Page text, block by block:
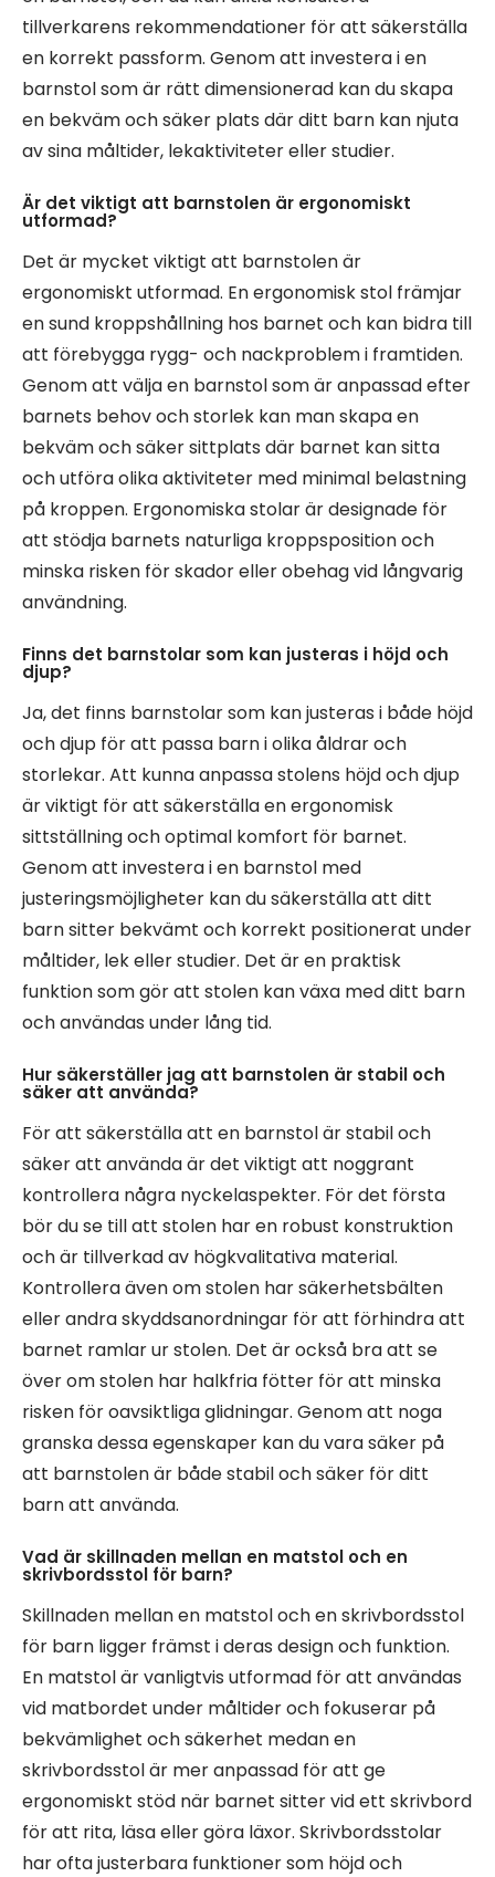
tillverkarens rekommendationer för att säkerställa
en korrekt passform. Genom att investera i en
barnstol som är rätt dimensionerad kan du skapa
en bekväm och säker plats där ditt barn kan njuta
av sina måltider, lekaktiviteter eller studier.
Är det viktigt att barnstolen är ergonomiskt
utformad?
Det är mycket viktigt att barnstolen är
ergonomiskt utformad. En ergonomisk stol främjar
en sund kroppshållning hos barnet och kan bidra till
att förebygga rygg- och nackproblem i framtiden.
Genom att välja en barnstol som är anpassad efter
barnets behov och storlek kan man skapa en
bekväm och säker sittplats där barnet kan sitta
och utföra olika aktiviteter med minimal belastning
på kroppen. Ergonomiska stolar är designade för
att stödja barnets naturliga kroppsposition och
minska risken för skador eller obehag vid långvarig
användning.
Finns det barnstolar som kan justeras i höjd och
djup?
Ja, det finns barnstolar som kan justeras i både höjd
och djup för att passa barn i olika åldrar och
storlekar. Att kunna anpassa stolens höjd och djup
är viktigt för att säkerställa en ergonomisk
sittställning och optimal komfort för barnet.
Genom att investera i en barnstol med
justeringsmöjligheter kan du säkerställa att ditt
barn sitter bekvämt och korrekt positionerat under
måltider, lek eller studier. Det är en praktisk
funktion som gör att stolen kan växa med ditt barn
och användas under lång tid.
Hur säkerställer jag att barnstolen är stabil och
säker att använda?
För att säkerställa att en barnstol är stabil och
säker att använda är det viktigt att noggrant
kontrollera några nyckelaspekter. För det första
bör du se till att stolen har en robust konstruktion
och är tillverkad av högkvalitativa material.
Kontrollera även om stolen har säkerhetsbälten
eller andra skyddsanordningar för att förhindra att
barnet ramlar ur stolen. Det är också bra att se
över om stolen har halkfria fötter för att minska
risken för oavsiktliga glidningar. Genom att noga
granska dessa egenskaper kan du vara säker på
att barnstolen är både stabil och säker för ditt
barn att använda.
Vad är skillnaden mellan en matstol och en
skrivbordsstol för barn?
Skillnaden mellan en matstol och en skrivbordsstol
för barn ligger främst i deras design och funktion.
En matstol är vanligtvis utformad för att användas
vid matbordet under måltider och fokuserar på
bekvämlighet och säkerhet medan en
skrivbordsstol är mer anpassad för att ge
ergonomiskt stöd när barnet sitter vid ett skrivbord
för att rita, läsa eller göra läxor. Skrivbordsstolar
har ofta justerbara funktioner som höjd och